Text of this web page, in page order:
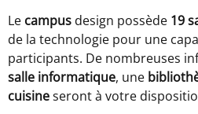
Le campus design possède 19
de la technologie pour une
participants. De nombreuses
salle informatique, une
cuisineseront à votre